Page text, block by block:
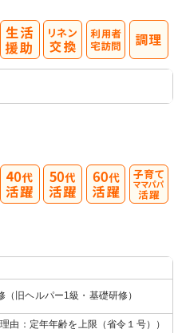
旧ヘルパー1級・基礎研修）
由：定年年齢を上限（省令１号））